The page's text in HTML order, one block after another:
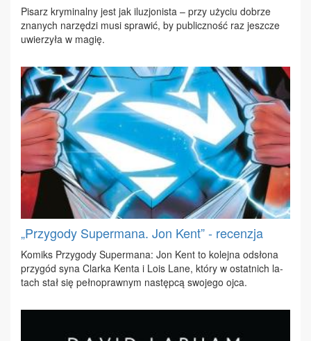
Pi­sarz kry­mi­nal­ny jest jak ilu­zjo­ni­sta – przy uży­ciu do­brze
zna­nych na­rzę­dzi mu­si spra­wić, by pu­blicz­ność raz jesz­cze
uwie­rzy­ła w ma­gię.
„Przygody Supermana. Jon Kent” - recenzja
Ko­miks Przy­go­dy Su­per­ma­na: Jon Kent to ko­lej­na od­sło­na
przy­gód sy­na Clar­ka Ken­ta i Lo­is La­ne, któ­ry w ostat­nich la­
tach stał się peł­no­praw­nym na­stęp­cą swo­je­go oj­ca.